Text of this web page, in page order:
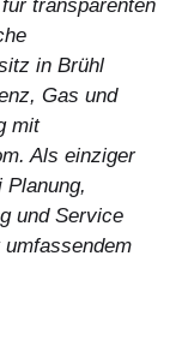
transparenten
in Brühl
Gas und
mit
Als einziger
und Service